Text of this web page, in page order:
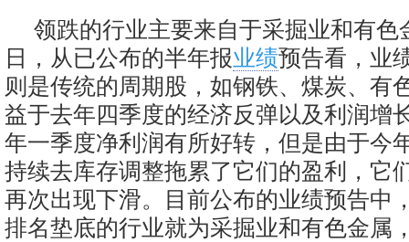
领跌的行业主要来自于采掘业和有色
日，从已公布的半年报业绩预告看，业
则是传统的周期股，如钢铁、煤炭、有
益于去年四季度的经济反弹以及利润增
年一季度净利润有所好转，但是由于今
持续去库存调整拖累了它们的盈利，它
再次出现下滑。目前公布的业绩预告中
排名垫底的行业就为采掘业和有色金属